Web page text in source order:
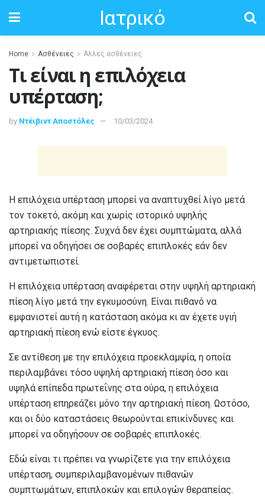
Ιατρικό
Home Ασθένειες Άλλες ασθένειες
Τι είναι η επιλόχεια
υπέρταση;
by Ντέιβιντ Αποστόλες 10/03/2024
Η επιλόχεια υπέρταση μπορεί να αναπτυχθεί λίγο μετά
τον τοκετό, ακόμη και χωρίς ιστορικό υψηλής
αρτηριακής πίεσης. Συχνά δεν έχει συμπτώματα, αλλά
μπορεί να οδηγήσει σε σοβαρές επιπλοκές εάν δεν
αντιμετωπιστεί.
Η επιλόχεια υπέρταση αναφέρεται στην υψηλή αρτηριακή
πίεση λίγο μετά την εγκυμοσύνη. Είναι πιθανό να
εμφανιστεί αυτή η κατάσταση ακόμα κι αν έχετε υγιή
αρτηριακή πίεση ενώ είστε έγκυος.
Σε αντίθεση με την επιλόχεια προεκλαμψία, η οποία
περιλαμβάνει τόσο υψηλή αρτηριακή πίεση όσο και
υψηλά επίπεδα πρωτεΐνης στα ούρα, η επιλόχεια
υπέρταση επηρεάζει μόνο την αρτηριακή πίεση. Ωστόσο,
και οι δύο καταστάσεις θεωρούνται επικίνδυνες και
μπορεί να οδηγήσουν σε σοβαρές επιπλοκές.
Εδώ είναι τι πρέπει να γνωρίζετε για την επιλόχεια
υπέρταση, συμπεριλαμβανομένων πιθανών
συμπτωμάτων, επιπλοκών και επιλογών θεραπείας.